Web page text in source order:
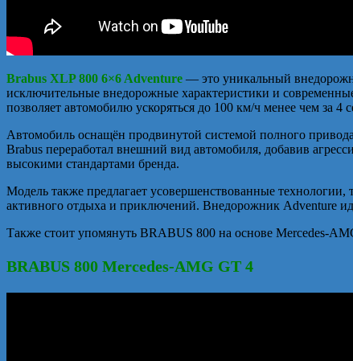
Brabus XLP 800 6×6 Adventure — это уникальный
исключительные внедорожные характеристики и
позволяет автомобилю ускоряться до 100 км/ч менее чем за 4
Автомобиль оснащён продвинутой системой полного
Brabus переработал внешний вид автомобиля, добавив
высокими стандартами бренда.
Модель также предлагает усовершенствованные
активного отдыха и приключений. Внедорожник Adventure
Также стоит упомянуть BRABUS 800 на основе Mercedes-
BRABUS 800 Mercedes-AMG GT 4